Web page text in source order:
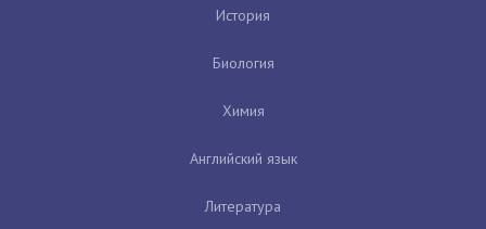
История
Биология
Химия
Английский язык
Литература